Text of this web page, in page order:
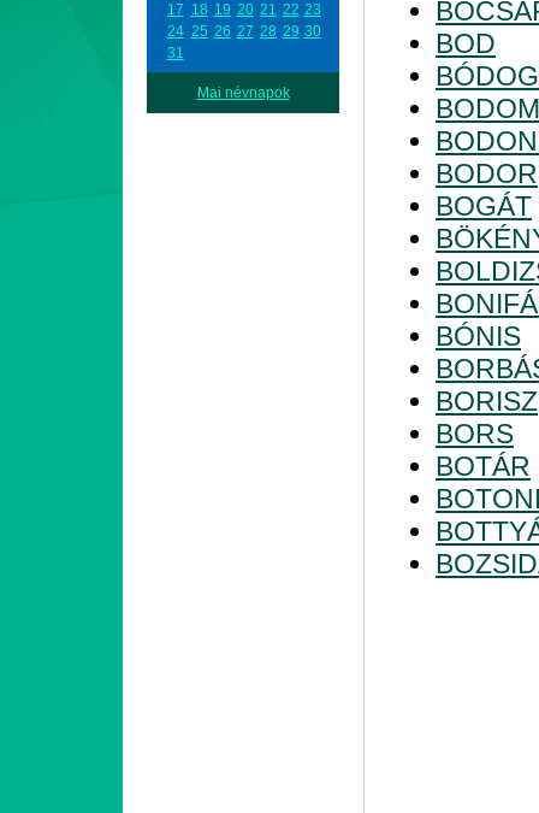
17 18 19 20 21 22 23
24 25 26 27 28 29 30
31
Mai névnapok
BOD
BÓDOG
BODOR
BOGÁT
BÓNIS
BORISZ
BORS
BOTÁR